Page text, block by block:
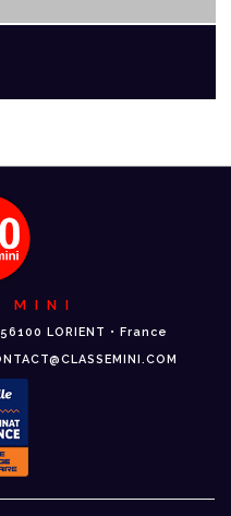
MINI
56100 LORIENT • France